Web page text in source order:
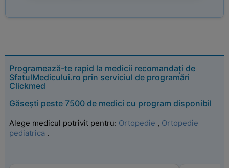
Programează-te rapid la medicii recomandați de
SfatulMedicului.ro prin serviciul de programări
Clickmed
Găsești peste 7500 de medici cu program disponibil
Alege medicul potrivit pentru: Ortopedie , Ortopedie
pediatrica .